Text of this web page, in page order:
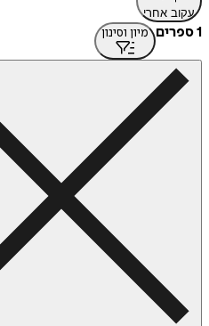
עקוב אחרי
1 ספרים מיון וסינון